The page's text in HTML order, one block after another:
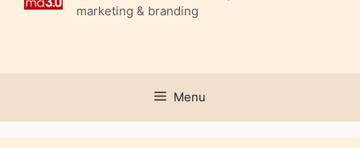
marketing & branding
Menu